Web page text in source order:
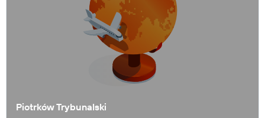
Piotrków Trybunalski